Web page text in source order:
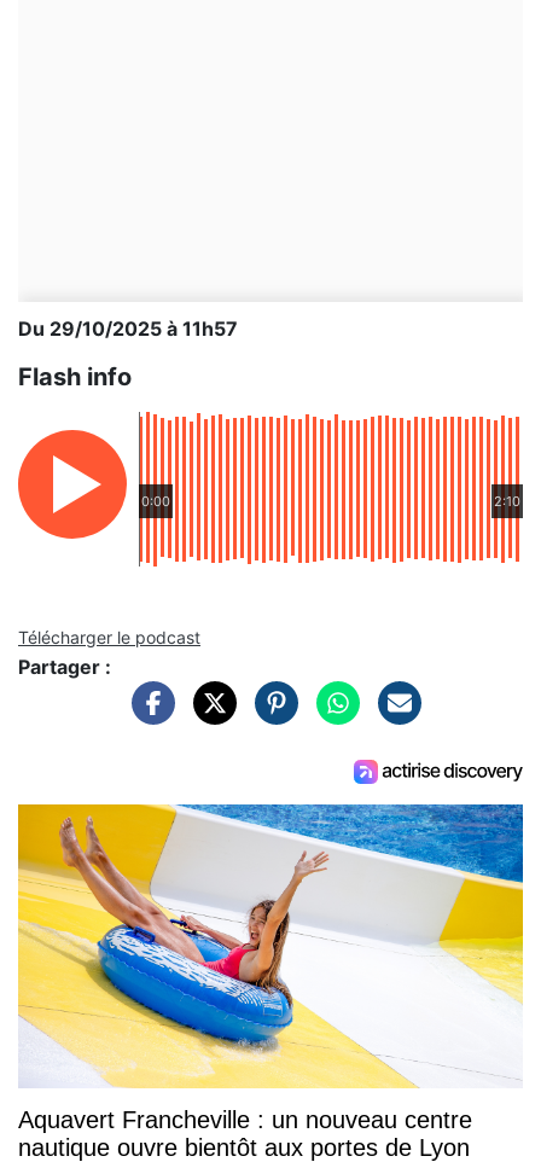
Du 29/10/2025 à 11h57
Flash info
0:00 2:10
Télécharger le podcast
Partager :
Aquavert Francheville : un nouveau centre
nautique ouvre bientôt aux portes de Lyon